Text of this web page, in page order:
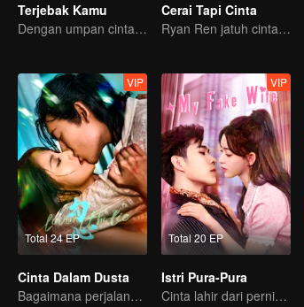
Terjebak Kamu
Dengan umpan cinta, memancingmu jatuh ke jebakan
Cerai Tapi Cinta
Ryan Ren jatuh cinta setelah gugat cerai Istrinya?!
Total 24 EP
VIP
Cinta Dalam Dusta
Bagaimana perjalana pelukis misterius balas dendam?
Total 20 EP
VIP
Istri Pura-Pura
Cinta lahir dari pernikahan pura-pura